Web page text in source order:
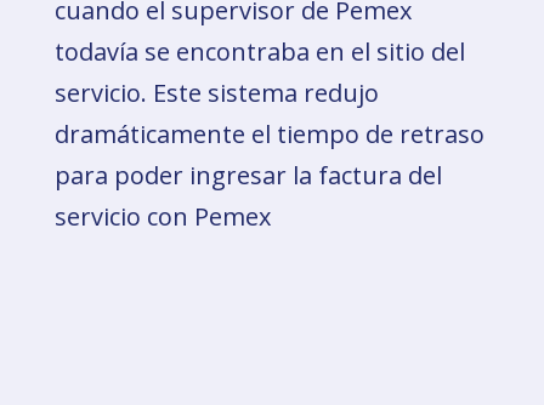
cuando el supervisor de Pemex
todavía se encontraba en el sitio del
servicio. Este sistema redujo
dramáticamente el tiempo de retraso
para poder ingresar la factura del
servicio con Pemex